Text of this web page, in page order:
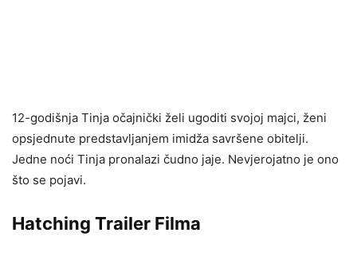
12-godišnja Tinja očajnički želi ugoditi svojoj majci, ženi
opsjednute predstavljanjem imidža savršene obitelji.
Jedne noći Tinja pronalazi čudno jaje. Nevjerojatno je ono
što se pojavi.
Hatching Trailer Filma